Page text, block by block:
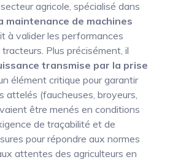
agricole, spécialisé dans
maintenance de machines
à valider les performances
Plus précisément, il
transmise par la prise
élément critique pour garantir
attelés (faucheuses, broyeurs,
être menés en conditions
de traçabilité et de
pour répondre aux normes
attentes des agriculteurs en